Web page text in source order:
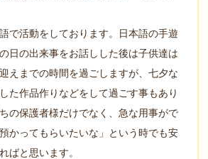
で活動をしております。日本語の手遊
日の出来事をお話しした後は子供達は
えまでの時間を過ごしますが、七夕な
た作品作りなどをして過ごす事もあり
の保護者様だけでなく、急な用事がで
かってもらいたいな」という時でも安
ばと思います。